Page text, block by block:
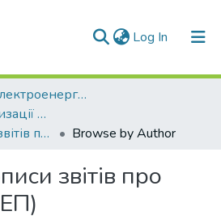
Log In (current)
Факультет електроенерготехніки та автоматики (ФЕА)
Кафедра автоматизації електромеханічних систем та електроприводу (АЕМСЕП)
Анотовані описи звітів про НДР (АЕМСЕП)
Browse by Author
звітів про